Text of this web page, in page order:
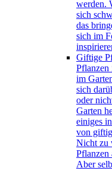
werden.
sich
das
sich im
Giftige
Pflanzen
im
sich
oder
Garten
einiges
von
Nicht zu
Pflanzen
Aber